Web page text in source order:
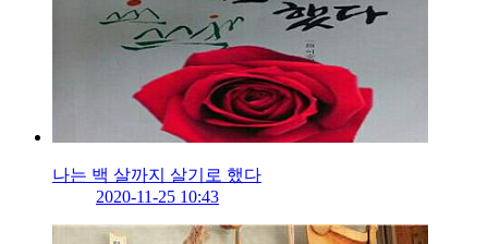
나는 백 살까지 살기로 했다
2020-11-25 10:43